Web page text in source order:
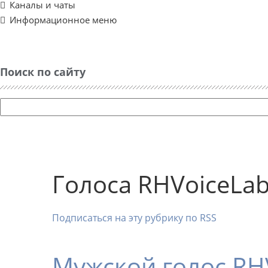
Каналы и чаты
Информационное меню
Поиск по сайту
Голоса
Подписаться на эту рубрику по RSS